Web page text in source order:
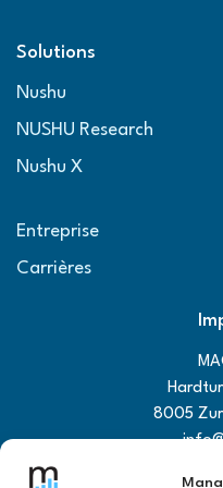
8005
Solutions
Nushu
NUSHU Research
Nushu X
Entreprise
Carrières